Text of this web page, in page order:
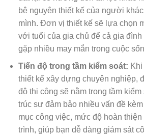
bê nguyên thiết kế của người
mình. Đơn vị thiết kế sẽ lựa chọn
với tuổi của gia chủ để cả gia đình
gặp nhiều may mắn trong cuộc
Tiến độ trong tầm kiểm soát:
thiết kế xây dựng chuyên nghiệp,
độ thi công sẽ nằm trong tầm
trúc sư đảm bảo nhiều vấn đề
mục công việc, mức độ hoàn
trình, giúp bạn dễ dàng giám sát